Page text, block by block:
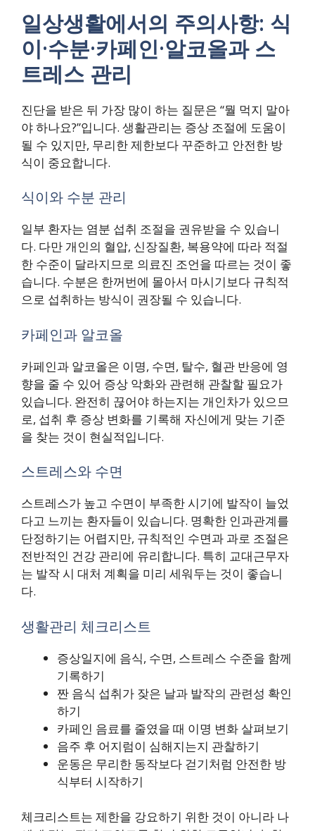
일상생활에서의 주의사항: 식
이·수분·카페인·알코올과 스
트레스 관리
진단을 받은 뒤 가장 많이 하는 질문은 “뭘 먹지 말아
야 하나요?”입니다. 생활관리는 증상 조절에 도움이
될 수 있지만, 무리한 제한보다 꾸준하고 안전한 방
식이 중요합니다.
식이와 수분 관리
일부 환자는 염분 섭취 조절을 권유받을 수 있습니
다. 다만 개인의 혈압, 신장질환, 복용약에 따라 적절
한 수준이 달라지므로 의료진 조언을 따르는 것이 좋
습니다. 수분은 한꺼번에 몰아서 마시기보다 규칙적
으로 섭취하는 방식이 권장될 수 있습니다.
카페인과 알코올
카페인과 알코올은 이명, 수면, 탈수, 혈관 반응에 영
향을 줄 수 있어 증상 악화와 관련해 관찰할 필요가
있습니다. 완전히 끊어야 하는지는 개인차가 있으므
로, 섭취 후 증상 변화를 기록해 자신에게 맞는 기준
을 찾는 것이 현실적입니다.
스트레스와 수면
스트레스가 높고 수면이 부족한 시기에 발작이 늘었
다고 느끼는 환자들이 있습니다. 명확한 인과관계를
단정하기는 어렵지만, 규칙적인 수면과 과로 조절은
전반적인 건강 관리에 유리합니다. 특히 교대근무자
는 발작 시 대처 계획을 미리 세워두는 것이 좋습니
다.
생활관리 체크리스트
증상일지에 음식, 수면, 스트레스 수준을 함께
기록하기
짠 음식 섭취가 잦은 날과 발작의 관련성 확인
하기
카페인 음료를 줄였을 때 이명 변화 살펴보기
음주 후 어지럼이 심해지는지 관찰하기
운동은 무리한 동작보다 걷기처럼 안전한 방
식부터 시작하기
체크리스트는 제한을 강요하기 위한 것이 아니라 나